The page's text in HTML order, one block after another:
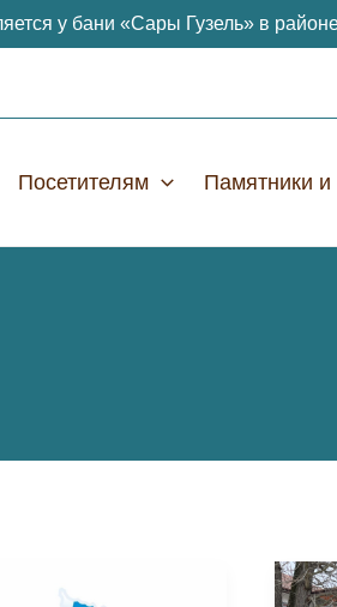
у бани «Сары Гузель» в
Посетителям Памятники и